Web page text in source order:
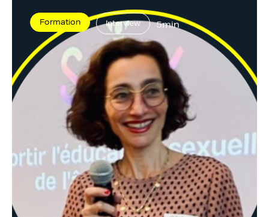
Formation Interview 5min